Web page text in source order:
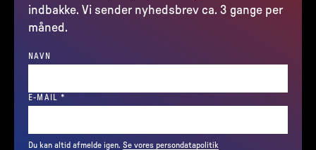
indbakke. Vi sender nyhedsbrev ca. 3 gange per
måned.
NAVN
E-MAIL *
Du kan altid afmelde igen. Se vores persondatapolitik